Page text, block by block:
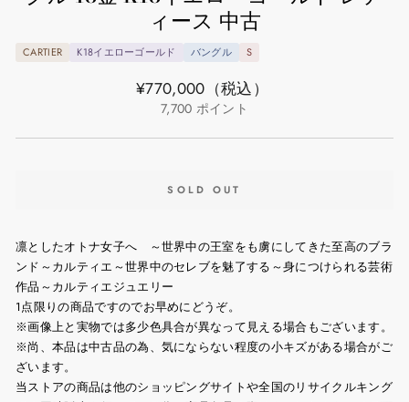
ィース 中古
CARTIER K18イエローゴールド バングル S
通
¥770,000 （税込）
7,700 ポイント
SOLD OUT
凛としたオトナ女子へ ～世界中の王室をも虜にしてきた至高のブラ
ンド～カルティエ～世界中のセレブを魅了する～身につけられる芸術
作品～カルティエジュエリー
1点限りの商品ですのでお早めにどうぞ。
※画像上と実物では多少色具合が異なって見える場合もございます。
※尚、本品は中古品の為、気にならない程度の小キズがある場合がご
ざいます。
当ストアの商品は他のショッピングサイトや全国のリサイクルキング